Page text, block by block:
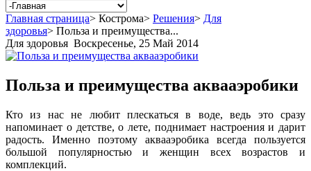
Главная страница> Кострома> Решения> Для
здоровья> Польза и преимущества...
Для здоровья Воскресенье, 25 Май 2014
Польза и преимущества аквааэробики
Кто из нас не любит плескаться в воде, ведь это сразу
напоминает о детстве, о лете, поднимает настроения и дарит
радость. Именно поэтому аквааэробика всегда пользуется
большой популярностью и женщин всех возрастов и
комплекций.